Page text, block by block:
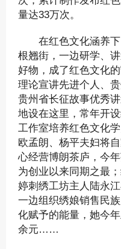
量达33万次。
在红色文化涵养下
根翘街，一边研学、
好物，成了红色文化
理论宣讲先进个人、
贵州省长征故事优秀
地设在这里，常年开
工作室培养红色文化
欧孟朗、杨平夫妇将
心经营博朗茶庐，今
为创业以来同期之最
婷刺绣工坊主人陆永
一边组织绣娘销售民
化赋予的能量，她今
余元……